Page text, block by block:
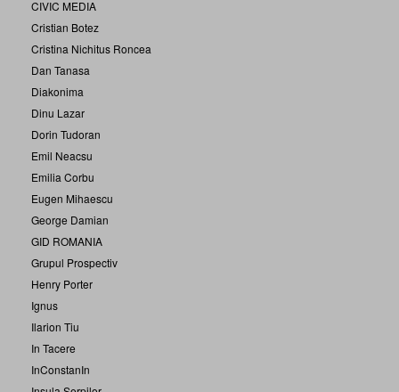
CIVIC MEDIA
Cristian Botez
Cristina Nichitus Roncea
Dan Tanasa
Diakonima
Dinu Lazar
Dorin Tudoran
Emil Neacsu
Emilia Corbu
Eugen Mihaescu
George Damian
GID ROMANIA
Grupul Prospectiv
Henry Porter
Ignus
Ilarion Tiu
In Tacere
InConstanIn